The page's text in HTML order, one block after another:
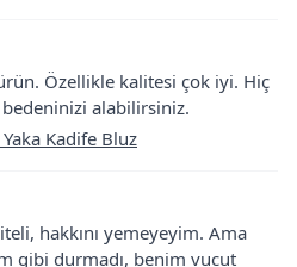
Özellikle kalitesi çok iyi. Hiç
alabilirsiniz.
Kadife Bluz
hakkını yemeyeyim. Ama
gibi durmadı, benim vucut